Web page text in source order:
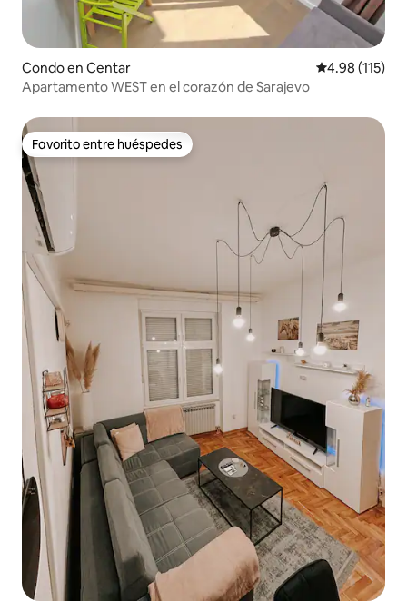
Condo en Centar Calificación
4.98 (115)
Apartamento WEST en el corazón de Sarajevo
Favorito entre huéspedes
Favorito entre huéspedes